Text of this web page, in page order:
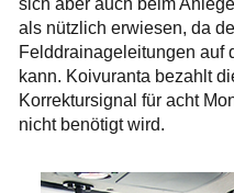
als nützlich erwiesen, da
Felddrainageleitungen auf
kann. Koivuranta bezahlt
Korrektursignal für acht
nicht benötigt wird.